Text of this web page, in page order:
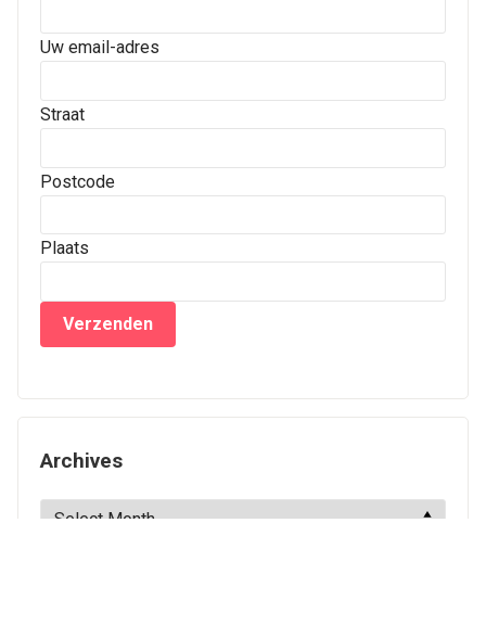
Uw email-adres
Straat
Postcode
Plaats
Archives
Archives